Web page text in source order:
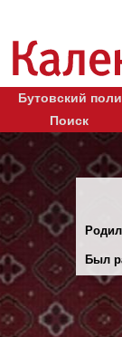
Бутовский
Поиск
Был